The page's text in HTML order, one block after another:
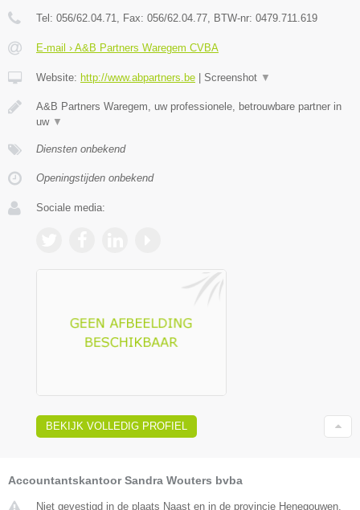
Tel: 056/62.04.71 , Fax: 056/62.04.77 , BTW-nr: 0479.711.619
E-mail › A&B Partners Waregem CVBA
Website: http://www.abpartners.be | Screenshot ▼
A&B Partners Waregem, uw professionele, betrouwbare partner in
uw ▼
Diensten onbekend
Openingstijden onbekend
Sociale media:
BEKIJK VOLLEDIG PROFIEL
Accountantskantoor Sandra Wouters bvba
Niet gevestigd in de plaats Naast en in de provincie Henegouwen.